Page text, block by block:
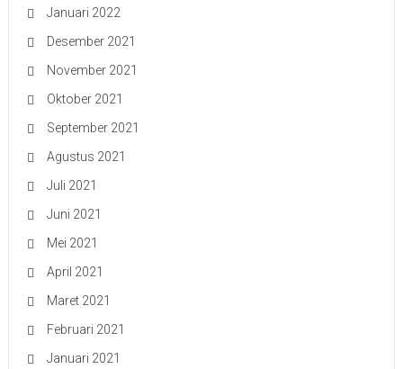
Januari 2022
Desember 2021
November 2021
Oktober 2021
September 2021
Agustus 2021
Juli 2021
Juni 2021
Mei 2021
April 2021
Maret 2021
Februari 2021
Januari 2021